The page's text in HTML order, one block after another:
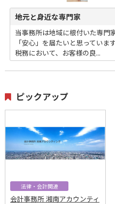
地元と身近な専門家
当事務所は地域に根付いた専門
「安心」を届たいと思っていま
税務において、お客様の良...
ピックアップ
法律・会計関連
会計事務所 湘南アカウンティ